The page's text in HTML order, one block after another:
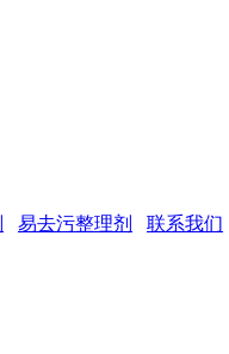
易去污整理剂
联系我们